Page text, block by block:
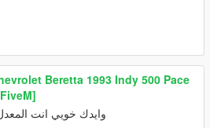
Beretta 1993 Indy 500 Pace
وايدك خويي انت